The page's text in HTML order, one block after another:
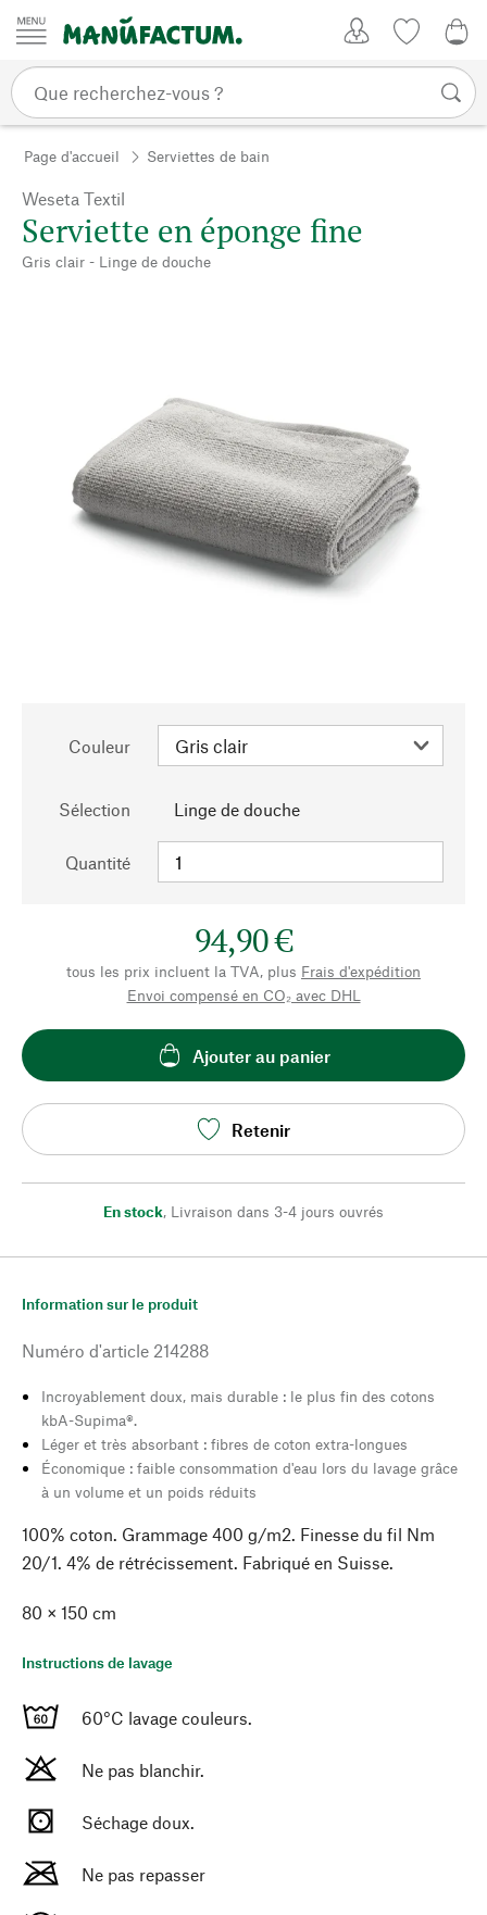
Passer au contenu
Page d'accueil Serviettes de bain
Weseta Textil
Serviette en éponge fine
Gris clair - Linge de douche
Couleur
Sélection Linge de douche
Quantité
94,90 €
tous les prix incluent la TVA, plus Frais d'expédition
Envoi compensé en CO₂ avec DHL
Ajouter au panier
Retenir
En stock, Livraison dans 3-4 jours ouvrés
Information sur le produit
Numéro d'article 214288
Incroyablement doux, mais durable : le plus fin des cotons
kbA-Supima®.
Léger et très absorbant : fibres de coton extra-longues
Économique : faible consommation d'eau lors du lavage grâce
à un volume et un poids réduits
100% coton. Grammage 400 g/m2. Finesse du fil Nm
20/1. 4% de rétrécissement. Fabriqué en Suisse.
80 × 150 cm
Instructions de lavage
60°C lavage couleurs.
Ne pas blanchir.
Séchage doux.
Ne pas repasser